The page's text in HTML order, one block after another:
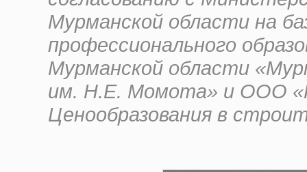
Мурманской области на
профессионального
Мурманской области
им. Н.Е. Момота» и ООО
Ценообразования в